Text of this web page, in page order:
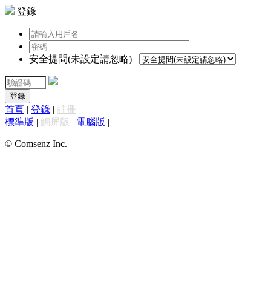
登錄
安全提問(未設定請忽略)
登錄
首頁 | 登錄 | 註冊
標準版 | 觸屏版 | 電腦版 |
© Comsenz Inc.